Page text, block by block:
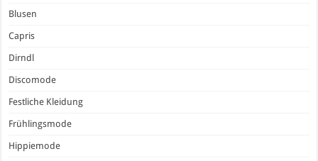
Blusen
Capris
Dirndl
Discomode
Festliche Kleidung
Frühlingsmode
Hippiemode